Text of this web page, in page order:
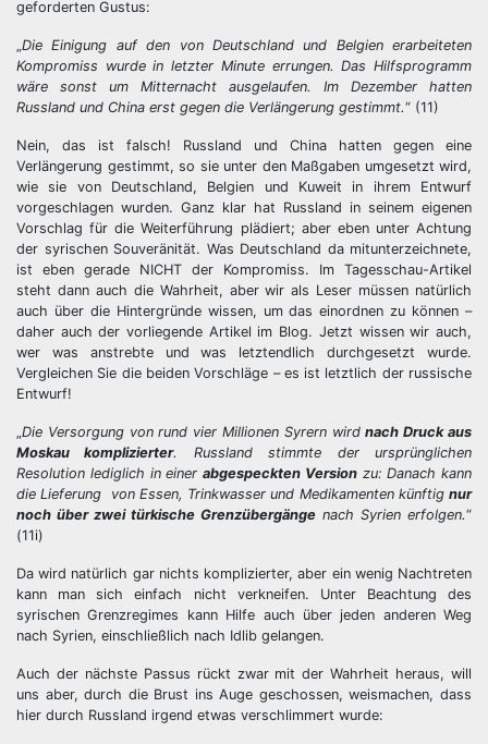
geforderten Gustus:
„Die Einigung auf den von Deutschland und Belgien erarbeiteten
Kompromiss wurde in letzter Minute errungen. Das Hilfsprogramm
wäre sonst um Mitternacht ausgelaufen. Im Dezember hatten
Russland und China erst gegen die Verlängerung gestimmt.“ (11)
Nein, das ist falsch! Russland und China hatten gegen eine
Verlängerung gestimmt, so sie unter den Maßgaben umgesetzt wird,
wie sie von Deutschland, Belgien und Kuweit in ihrem Entwurf
vorgeschlagen wurden. Ganz klar hat Russland in seinem eigenen
Vorschlag für die Weiterführung plädiert; aber eben unter Achtung
der syrischen Souveränität. Was Deutschland da mitunterzeichnete,
ist eben gerade NICHT der Kompromiss. Im Tagesschau-Artikel
steht dann auch die Wahrheit, aber wir als Leser müssen natürlich
auch über die Hintergründe wissen, um das einordnen zu können –
daher auch der vorliegende Artikel im Blog. Jetzt wissen wir auch,
wer was anstrebte und was letztendlich durchgesetzt wurde.
Vergleichen Sie die beiden Vorschläge – es ist letztlich der russische
Entwurf!
„Die Versorgung von rund vier Millionen Syrern wirdnach Druck aus
Moskau komplizierter. Russland stimmte der ursprünglichen
Resolution lediglich in einer abgespeckten Versionzu: Danach kann
die Lieferung von Essen, Trinkwasser und Medikamenten künftig nur
noch über zwei türkische Grenzübergänge nach Syrien erfolgen.“
(11i)
Da wird natürlich gar nichts komplizierter, aber ein wenig Nachtreten
kann man sich einfach nicht verkneifen. Unter Beachtung des
syrischen Grenzregimes kann Hilfe auch über jeden anderen Weg
nach Syrien, einschließlich nach Idlib gelangen.
Auch der nächste Passus rückt zwar mit der Wahrheit heraus, will
uns aber, durch die Brust ins Auge geschossen, weismachen, dass
hier durch Russland irgend etwas verschlimmert wurde: